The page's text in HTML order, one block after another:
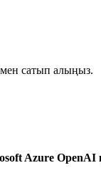
сатып алыңыз.
Azure OpenAI